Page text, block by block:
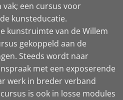
vak; een cursus voor
kunsteducatie.
kunstruimte van de Willem
gekoppeld aan de
Steeds wordt naar
met een exposerende
werk in breder verband
is ook in losse modules